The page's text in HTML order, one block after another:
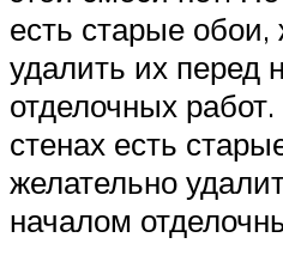
есть старые обои,
удалить их перед
отделочных
стенах есть
желательно
началом